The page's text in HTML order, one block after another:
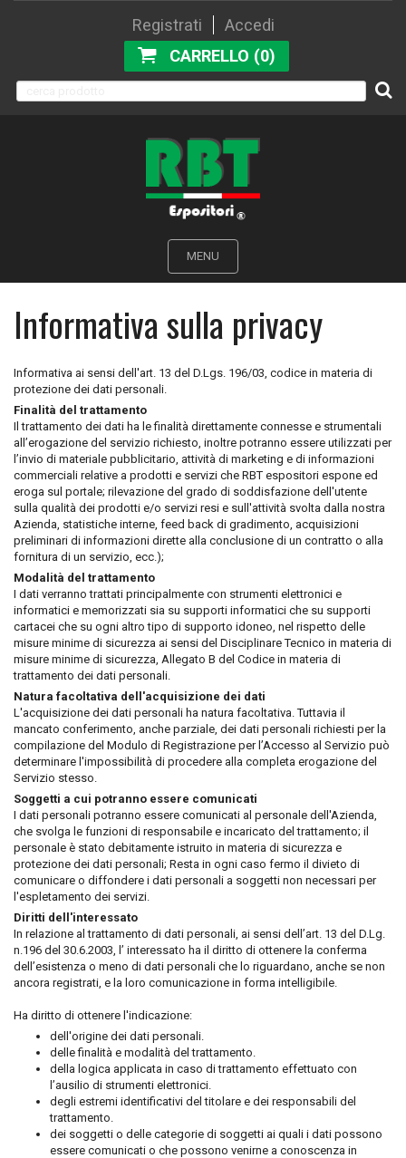
Registrati
Accedi
CARRELLO (0)
MENU
Informativa sulla privacy
Informativa ai sensi dell'art. 13 del D.Lgs. 196/03, codice in materia di
protezione dei dati personali.
Finalità del trattamento
Il trattamento dei dati ha le finalità direttamente connesse e strumentali
all’erogazione del servizio richiesto, inoltre potranno essere utilizzati per
l’invio di materiale pubblicitario, attività di marketing e di informazioni
commerciali relative a prodotti e servizi che RBT espositori espone ed
eroga sul portale; rilevazione del grado di soddisfazione dell'utente
sulla qualità dei prodotti e/o servizi resi e sull'attività svolta dalla nostra
Azienda, statistiche interne, feed back di gradimento, acquisizioni
preliminari di informazioni dirette alla conclusione di un contratto o alla
fornitura di un servizio, ecc.);
Modalità del trattamento
I dati verranno trattati principalmente con strumenti elettronici e
informatici e memorizzati sia su supporti informatici che su supporti
cartacei che su ogni altro tipo di supporto idoneo, nel rispetto delle
misure minime di sicurezza ai sensi del Disciplinare Tecnico in materia di
misure minime di sicurezza, Allegato B del Codice in materia di
trattamento dei dati personali.
Natura facoltativa dell'acquisizione dei dati
L'acquisizione dei dati personali ha natura facoltativa. Tuttavia il
mancato conferimento, anche parziale, dei dati personali richiesti per la
compilazione del Modulo di Registrazione per l’Accesso al Servizio può
determinare l'impossibilità di procedere alla completa erogazione del
Servizio stesso.
Soggetti a cui potranno essere comunicati
I dati personali potranno essere comunicati al personale dell'Azienda,
che svolga le funzioni di responsabile e incaricato del trattamento; il
personale è stato debitamente istruito in materia di sicurezza e
protezione dei dati personali; Resta in ogni caso fermo il divieto di
comunicare o diffondere i dati personali a soggetti non necessari per
l'espletamento dei servizi.
Diritti dell'interessato
In relazione al trattamento di dati personali, ai sensi dell’art. 13 del D.Lg.
n.196 del 30.6.2003, l’ interessato ha il diritto di ottenere la conferma
dell’esistenza o meno di dati personali che lo riguardano, anche se non
ancora registrati, e la loro comunicazione in forma intelligibile.
Ha diritto di ottenere l'indicazione:
dell'origine dei dati personali.
delle finalità e modalità del trattamento.
della logica applicata in caso di trattamento effettuato con
l’ausilio di strumenti elettronici.
degli estremi identificativi del titolare e dei responsabili del
trattamento.
dei soggetti o delle categorie di soggetti ai quali i dati possono
essere comunicati o che possono venirne a conoscenza in